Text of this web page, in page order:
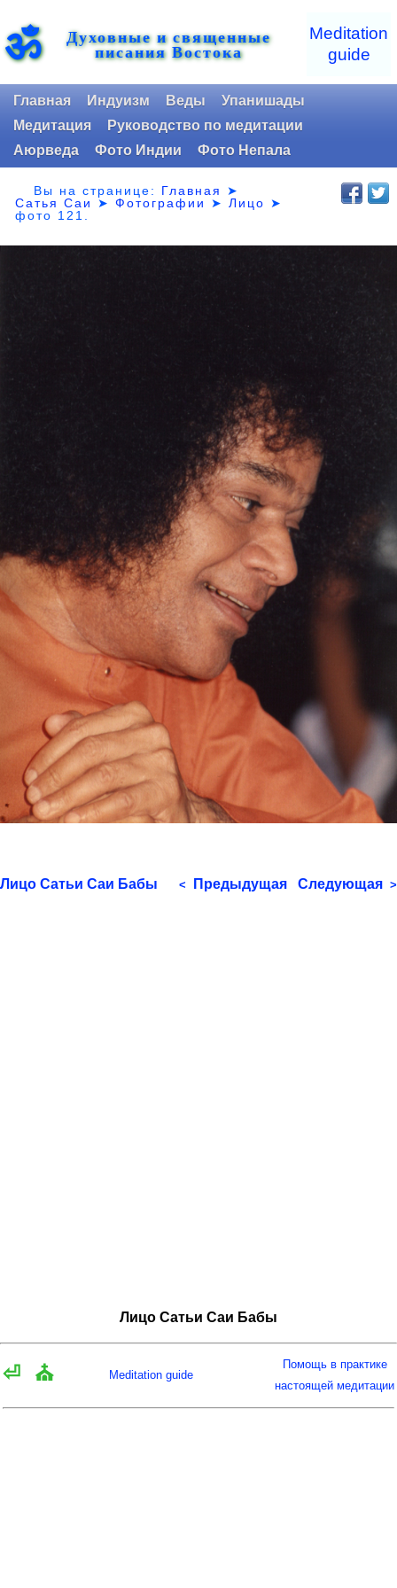
ॐ Духовные и священные
писания Востока
Meditation
guide
Главная Индуизм Веды
Упанишады
Медитация
Руководство по медитации
Аюрведа
Фото Индии Фото Непала
Вы на странице: Главная
➤
Сатья Саи
➤Фотографии ➤Лицо ➤
фото 121.
Лицо Сатьи Саи Бабы < Предыдущая Следующая >
Лицо Сатьи Саи Бабы
⏎ ⛪ Meditation guide
Помощь в практике
настоящей медитации